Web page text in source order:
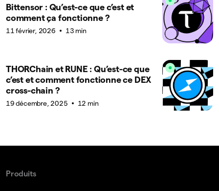
Bittensor : Qu’est-ce que c’est et
comment ça fonctionne ?
11 février, 2026 13 min
THORChain et RUNE : Qu’est-ce que
c’est et comment fonctionne ce DEX
cross-chain ?
19 décembre, 2025 12 min
Produits